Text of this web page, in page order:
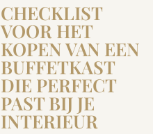
CHECKLIST
VOOR HET
KOPEN VAN EEN
BUFFETKAST
DIE PERFECT
PAST BIJ JE
INTERIEUR